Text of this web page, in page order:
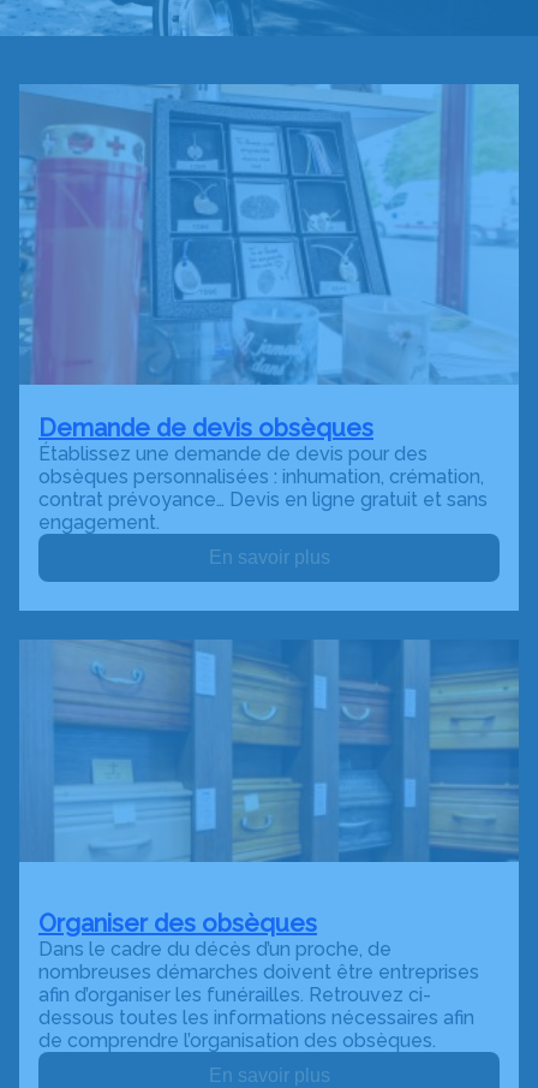
Demande de devis obsèques
Établissez une demande de devis pour des
obsèques personnalisées : inhumation, crémation,
contrat prévoyance… Devis en ligne gratuit et sans
engagement.
En savoir plus
Organiser des obsèques
Dans le cadre du décès d’un proche, de
nombreuses démarches doivent être entreprises
afin d’organiser les funérailles. Retrouvez ci-
dessous toutes les informations nécessaires afin
de comprendre l’organisation des obsèques.
En savoir plus